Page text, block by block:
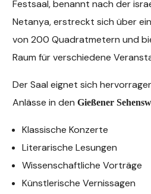
Festsaal, benannt nach der
Netanya, erstreckt sich über
von 200 Quadratmetern und
Raum für verschiedene
Der Saal eignet sich
Anlässe in denGießener
Klassische Konzerte
Literarische Lesungen
Wissenschaftliche Vorträge
Künstlerische Vernissagen